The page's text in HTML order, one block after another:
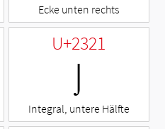
Ecke unten rechts
U+2321
Integral, untere Hälfte